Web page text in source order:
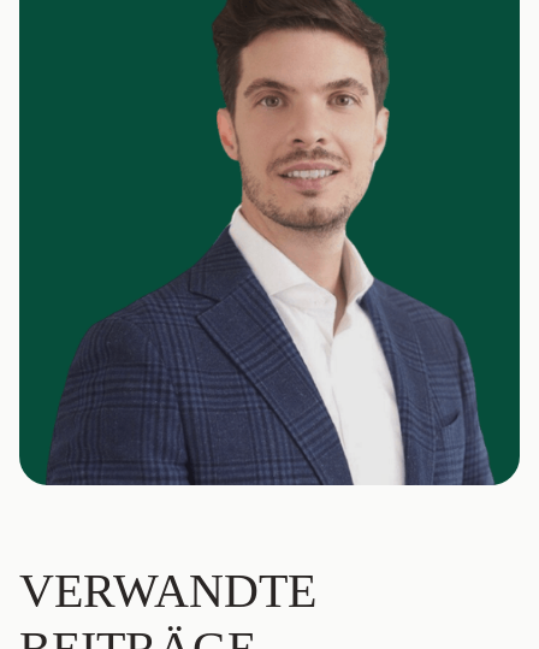
VERWANDTE